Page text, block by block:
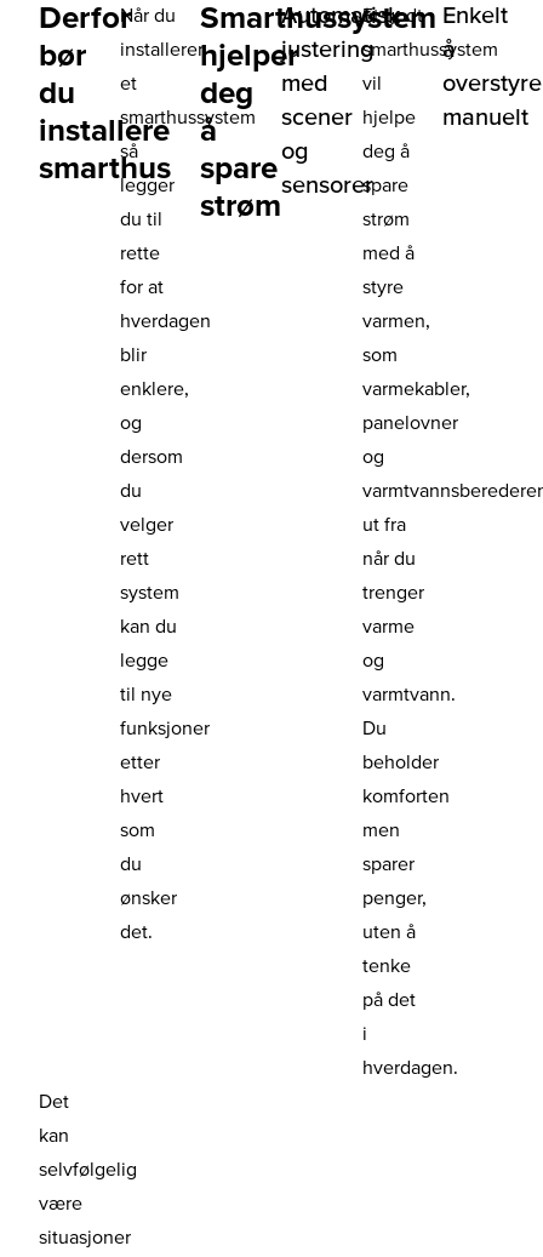
Derfor
bør
du
installere
smarthus
Når du
installerer
et
smarthussystem
så
legger
du til
rette
for at
hverdagen
blir
enklere,
og
dersom
du
velger
rett
system
kan du
legge
til nye
funksjoner
etter
hvert
som
du
ønsker
det.
Smarthussystem
hjelper
deg
å
spare
strøm
Automatisk
justering
med
scener
og
sensorer
Et godt
smarthussystem
vil
hjelpe
deg å
spare
strøm
med å
styre
varmen,
som
varmekabler,
panelovner
og
ut fra
når du
trenger
varme
og
varmtvann.
Du
beholder
komforten
men
sparer
penger,
uten å
tenke
på det
i
hverdagen.
Enkelt
å
overstyre
manuelt
Det
kan
selvfølgelig
være
situasjoner